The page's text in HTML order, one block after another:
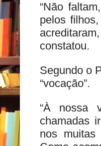
“Não
pelos
constatou.
Segundo o
“vocação”.
“À nossa
chamadas
nos muitas